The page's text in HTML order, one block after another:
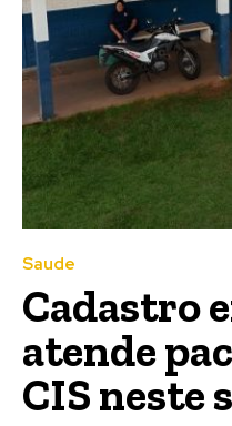
Saude
Cadastro
atende
CIS neste